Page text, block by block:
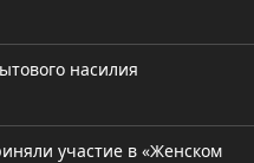
насилия
участие в «Женском